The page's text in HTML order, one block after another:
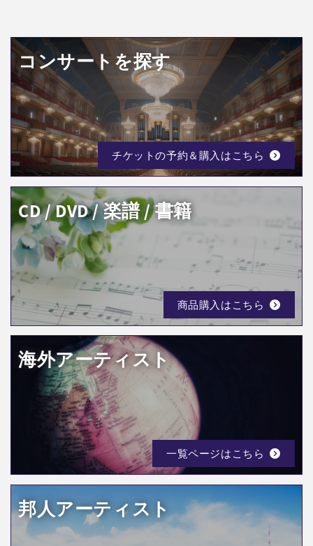
コンサートを探す
チケットの予約＆購入はこちら
CD / DVD / 楽譜 / 書籍
商品購入はこちら
海外アーティスト
一覧ページはこちら
邦人アーティスト